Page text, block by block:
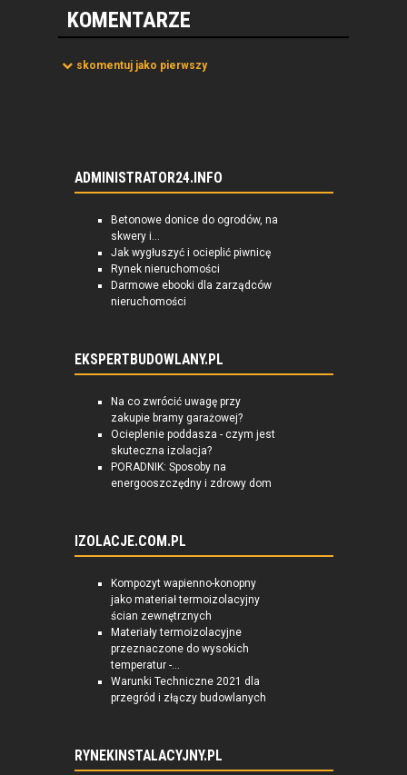
KOMENTARZE
skomentuj jako pierwszy
ADMINISTRATOR24.INFO
Betonowe donice do ogrodów, na
skwery i...
Jak wygłuszyć i ocieplić piwnicę
Rynek nieruchomości
Darmowe ebooki dla zarządców
nieruchomości
EKSPERTBUDOWLANY.PL
Na co zwrócić uwagę przy
zakupie bramy garażowej?
Ocieplenie poddasza - czym jest
skuteczna izolacja?
PORADNIK: Sposoby na
energooszczędny i zdrowy dom
IZOLACJE.COM.PL
Kompozyt wapienno-konopny
jako materiał termoizolacyjny
ścian zewnętrznych
Materiały termoizolacyjne
przeznaczone do wysokich
temperatur -...
Warunki Techniczne 2021 dla
przegród i złączy budowlanych
RYNEKINSTALACYJNY.PL